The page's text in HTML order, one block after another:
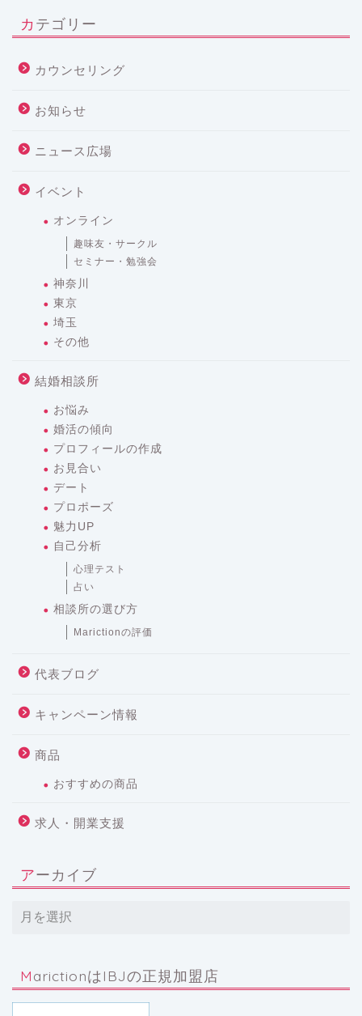
カテゴリー
カウンセリング
お知らせ
ニュース広場
イベント
オンライン
趣味友・サークル
セミナー・勉強会
神奈川
東京
埼玉
その他
結婚相談所
お悩み
婚活の傾向
プロフィールの作成
お見合い
デート
プロポーズ
魅力UP
自己分析
心理テスト
占い
相談所の選び方
Marictionの評価
代表ブログ
キャンペーン情報
商品
おすすめの商品
求人・開業支援
アーカイブ
MarictionはIBJの正規加盟店